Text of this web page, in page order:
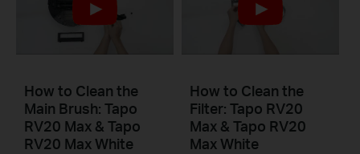
How to Clean the
Main Brush: Tapo
RV20 Max & Tapo
RV20 Max White
How to Clean the
Filter: Tapo RV20
Max & Tapo RV20
Max White